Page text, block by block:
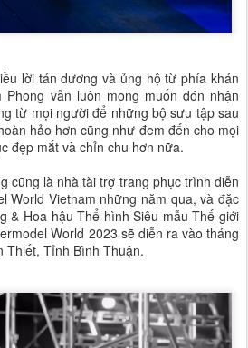
lời tán dương và ủng hộ từ phía khán
vẫn luôn mong muốn đón nhận
từ mọi người để những bộ sưu tập sau
hảo hơn cũng như đem đến cho mọi
đẹp mắt và chỉn chu hơn nữa.
cũng là nhà tài trợ trang phục trình diễn
World Vietnam những năm qua, và đặc
& Hoa hậu Thể hình Siêu mẫu Thế giới
World 2023 sẽ diễn ra vào tháng
Thiết, Tỉnh Bình Thuận.